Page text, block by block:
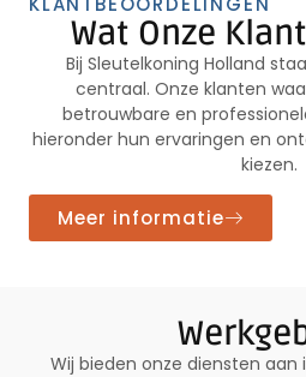
Wat Onze
Bij Sleutelkoning Holland
centraal. Onze klanten
betrouwbare en
hieronder hun ervaringen en
kiezen.
Meer informatie
Wij bieden onze diensten aan